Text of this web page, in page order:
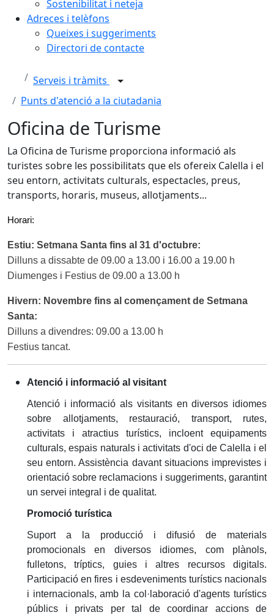
Sostenibilitat i neteja
Adreces i telèfons
Queixes i suggeriments
Directori de contacte
Serveis i tràmits
Punts d'atenció a la ciutadania
Oficina de Turisme
La Oficina de Turisme proporciona informació als
turistes sobre les possibilitats que els ofereix Calella i el
seu entorn, activitats culturals, espectacles, preus,
transports, horaris, museus, allotjaments...
Horari:
Estiu: Setmana Santa fins al 31 d'octubre:
Dilluns a dissabte de 09.00 a 13.00 i 16.00 a 19.00 h
Diumenges i Festius de 09.00 a 13.00 h
Hivern: Novembre fins al començament de Setmana
Santa:
Dilluns a divendres: 09.00 a 13.00 h
Festius tancat.
Atenció i informació al visitant
Atenció i informació als visitants en diversos idiomes
sobre allotjaments, restauració, transport, rutes,
activitats i atractius turístics, incloent equipaments
culturals, espais naturals i activitats d'oci de Calella i el
seu entorn. Assistència davant situacions imprevistes i
orientació sobre reclamacions i suggeriments, garantint
un servei integral i de qualitat.
Promoció turística
Suport a la producció i difusió de materials
promocionals en diversos idiomes, com plànols,
fulletons, tríptics, guies i altres recursos digitals.
Participació en fires i esdeveniments turístics nacionals
i internacionals, amb la col·laboració d'agents turístics
públics i privats per tal de coordinar accions de